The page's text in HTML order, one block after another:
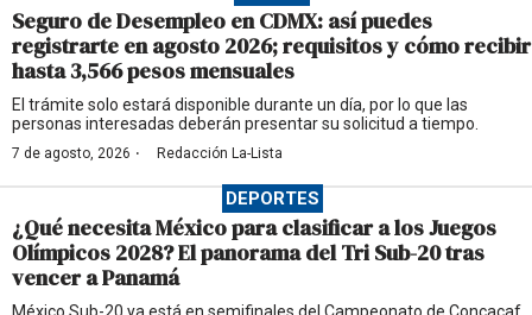
Seguro de Desempleo en CDMX: así puedes
registrarte en agosto 2026; requisitos y cómo recibir
hasta 3,566 pesos mensuales
El trámite solo estará disponible durante un día, por lo que las
personas interesadas deberán presentar su solicitud a tiempo.
7 de agosto, 2026 · Redacción La-Lista
DEPORTES
¿Qué necesita México para clasificar a los Juegos
Olímpicos 2028? El panorama del Tri Sub-20 tras
vencer a Panamá